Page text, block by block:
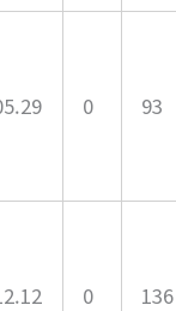
0 93
0 136